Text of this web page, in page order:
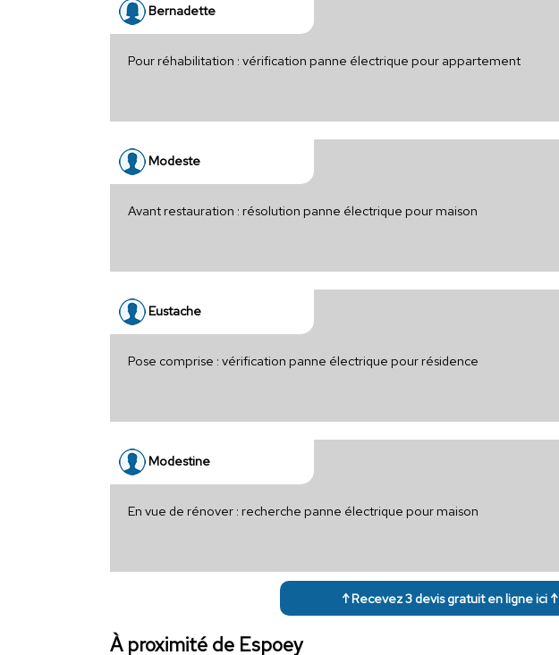
Bernadette
Pour réhabilitation : vérification panne électrique pour appartement
Modeste
Avant restauration : résolution panne électrique pour maison
Eustache
Pose comprise : vérification panne électrique pour résidence
Modestine
En vue de rénover : recherche panne électrique pour maison
↑ Recevez 3 devis gratuit en ligne ici ↑
À proximité de Espoey